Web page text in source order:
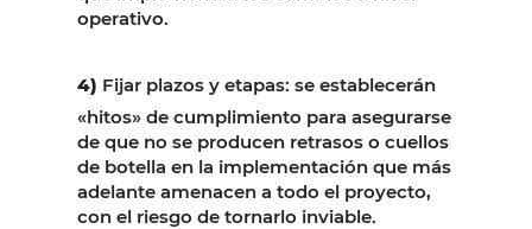
operativo.
4) Fijar plazos y etapas: se establecerán
«hitos» de cumplimiento para asegurarse
de que no se producen retrasos o cuellos
de botella en la implementación que más
adelante amenacen a todo el proyecto,
con el riesgo de tornarlo inviable.